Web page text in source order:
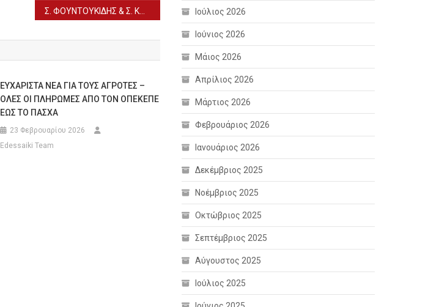
Σ. ΦΟΥΝΤΟΥΚΙΔΗΣ & Σ. ΚΑΣΤΕΡΙΔΗΣ: ΤΙ ΔΗΛΩΣΑΝ ΓΙΑ ΤΟ ΑΠΟΤΕΛΕΣΜΑ ΤΩΝ ΕΚΛΟΓΩΝ
ΕΥΧΑΡΙΣΤΑ ΝΕΑ ΓΙΑ ΤΟΥΣ ΑΓΡΟΤΕΣ –
ΟΛΕΣ ΟΙ ΠΛΗΡΩΜΕΣ ΑΠΟ ΤΟΝ ΟΠΕΚΕΠΕ
ΕΩΣ ΤΟ ΠΑΣΧΑ
23 Φεβρουαρίου 2026
Edessaiki Team
Ιούλιος 2026
Ιούνιος 2026
Μάιος 2026
Απρίλιος 2026
Μάρτιος 2026
Φεβρουάριος 2026
Ιανουάριος 2026
Δεκέμβριος 2025
Νοέμβριος 2025
Οκτώβριος 2025
Σεπτέμβριος 2025
Αύγουστος 2025
Ιούλιος 2025